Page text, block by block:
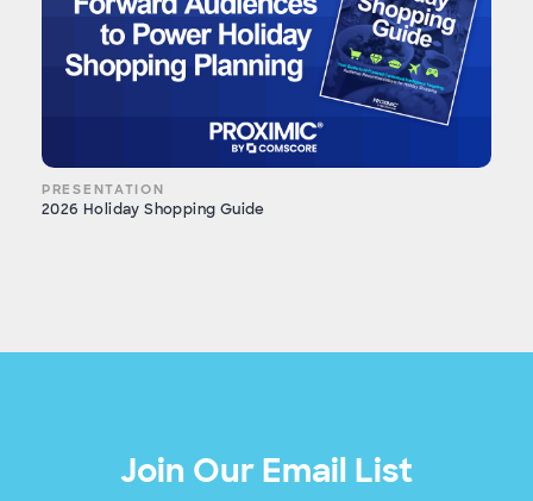
PRESENTATION
2026 Holiday Shopping Guide
Join Our Email List